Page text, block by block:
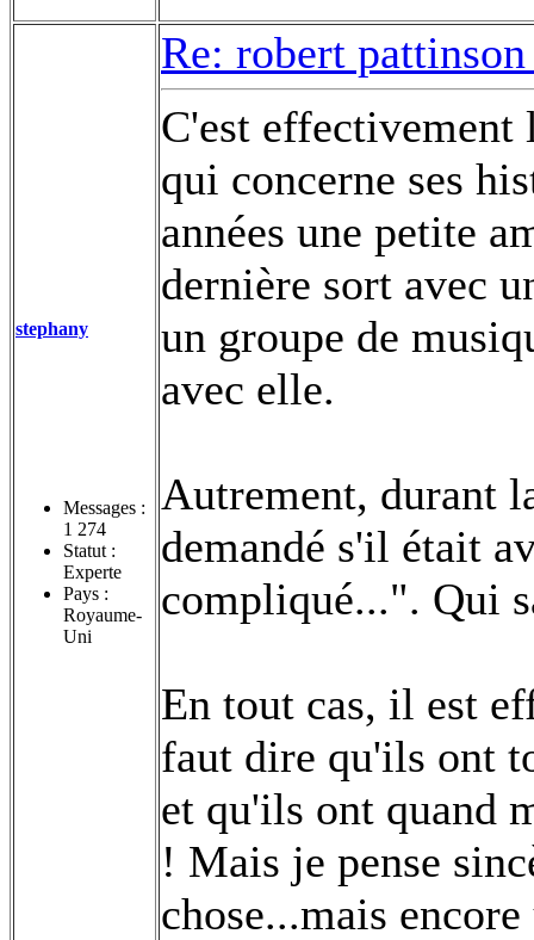
stephany
Messages :
1 274
Statut :
Experte
Pays :
Royaume-
Uni
Re: robert
C'est effectivement
qui concerne ses
années une petite
dernière sort avec
un groupe de
avec elle.
Autrement, durant
demandé s'il était
compliqué...". Qui
En tout cas, il est
faut dire qu'ils ont
et qu'ils ont quand
! Mais je pense
chose...mais